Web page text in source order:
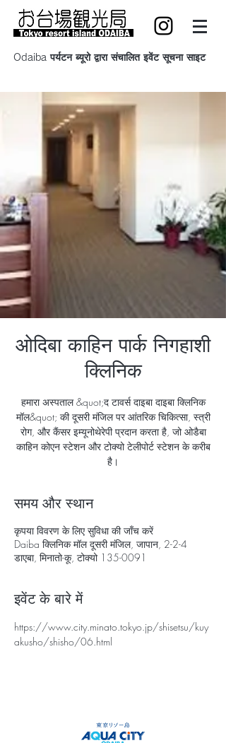
Odaiba पर्यटन ब्यूरो द्वारा संचालित इवेंट सूचना साइट
ओदिबा काहिन पार्क निगहाशी
क्लिनिक
हमारा अस्पताल &quot;द टावर्स दाइबा दाइबा क्लिनिक
मॉल&quot; की दूसरी मंजिल पर आंतरिक चिकित्सा, स्त्री
रोग, और कैंसर इम्यूनोथेरेपी प्रदान करता है, जो ओडैबा
काहिन कोएन स्टेशन और टोक्यो टेलीपोर्ट स्टेशन के करीब
है।
समय और स्थान
कृपया विवरण के लिए सुविधा की जाँच करें
Daiba क्लिनिक मॉल दूसरी मंजिल, जापान, 2-2-4
डाएबा, मिनातो-कू, टोक्यो 135-0091
इवेंट के बारे में
https://www.city.minato.tokyo.jp/shisetsu/kuy
akusho/shisho/06.html